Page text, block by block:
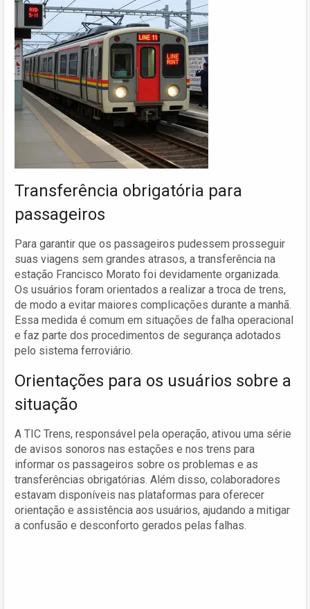
Transferência obrigatória para
passageiros
Para garantir que os passageiros pudessem prosseguir
suas viagens sem grandes atrasos, a transferência na
estação Francisco Morato foi devidamente organizada.
Os usuários foram orientados a realizar a troca de trens,
de modo a evitar maiores complicações durante a manhã.
Essa medida é comum em situações de falha operacional
e faz parte dos procedimentos de segurança adotados
pelo sistema ferroviário.
Orientações para os usuários sobre a
situação
A TIC Trens, responsável pela operação, ativou uma série
de avisos sonoros nas estações e nos trens para
informar os passageiros sobre os problemas e as
transferências obrigatórias. Além disso, colaboradores
estavam disponíveis nas plataformas para oferecer
orientação e assistência aos usuários, ajudando a mitigar
a confusão e desconforto gerados pelas falhas.